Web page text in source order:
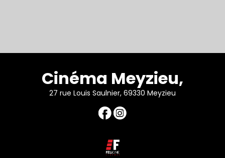
Cinéma Meyzieu,
27 rue Louis Saulnier, 69330 Meyzieu